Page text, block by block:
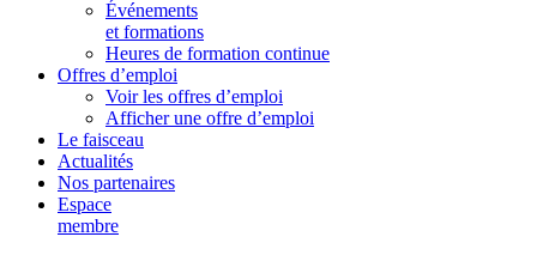
Événements
et formations
Heures de formation continue
Offres d’emploi
Voir les offres d’emploi
Afficher une offre d’emploi
Le faisceau
Actualités
Nos partenaires
Espace
membre